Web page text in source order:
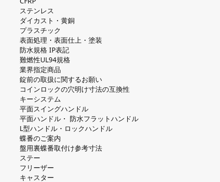
ステンレス
ダイカスト・⻩銅
プラスチック
表面処理・表面仕上・塗装
防⽔規格 IP表記
難燃性UL94規格
業界指定商品
錠前の取扱に関するお願い
コインロックの⽳明け⼨法の互換性
キーシステム
平⾯スイングハンドル
平⾯ハンドル・ 防⽔フラットハンドル
L型ハンドル・ロックハンドル
蝶番のご案内
盤⽤裏蝶番取付け参考⼨法
ステー
フリーザー
キャスター